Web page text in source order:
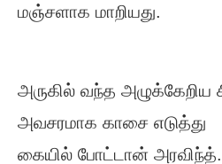
மஞ்சளாக மாறியது.
அருகில் வந்த அழுக்கேறிய
அவசரமாக காசை எடுத்து
கையில் போட்டான் அரவிந்த்.